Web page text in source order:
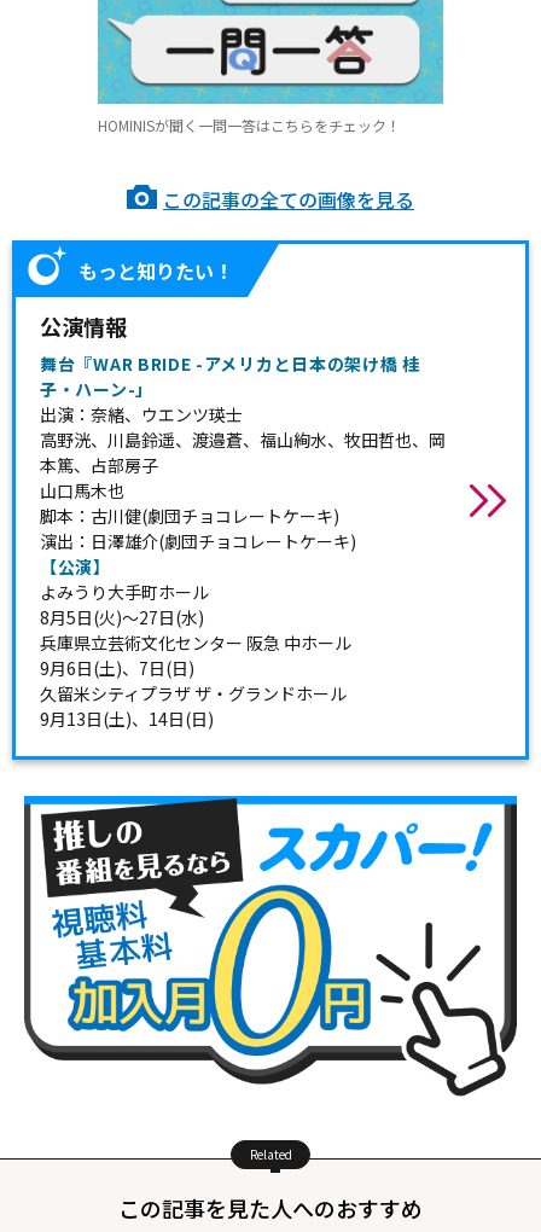
HOMINISが聞く一問一答はこちらをチェック！
この記事の全ての画像を見る
もっと知りたい！
公演情報
舞台『WAR BRIDE -アメリカと日本の架け橋 桂
子・ハーン-」
出演：奈緒、ウエンツ瑛士
高野洸、川島鈴遥、渡邉蒼、福山絢水、牧田哲也、岡
本篤、占部房子
山口馬木也
脚本：古川健(劇団チョコレートケーキ)
演出：日澤雄介(劇団チョコレートケーキ)
【公演】
よみうり大手町ホール
8月5日(火)〜27日(水)
兵庫県立芸術文化センター 阪急 中ホール
9月6日(土)、7日(日)
久留米シティプラザ ザ・グランドホール
9月13日(土)、14日(日)
Related
この記事を見た人へのおすすめ